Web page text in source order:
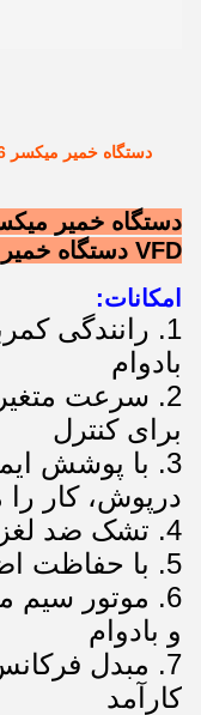
VFD دستگاه خمیر گیر مارپیچ برای غذاخوری
امکانات:
1. رانندگی
بادوام
2. سرعت
برای کنترل
3. با پوشش
درپوش، کار را
4. تشک ضد لغزش، ضد ضربه و ضد آب
5. با حفاظت اضافه بار، ایمن و کارآمد
6. موتور سیم
و بادوام
7. مبدل
کارآمد